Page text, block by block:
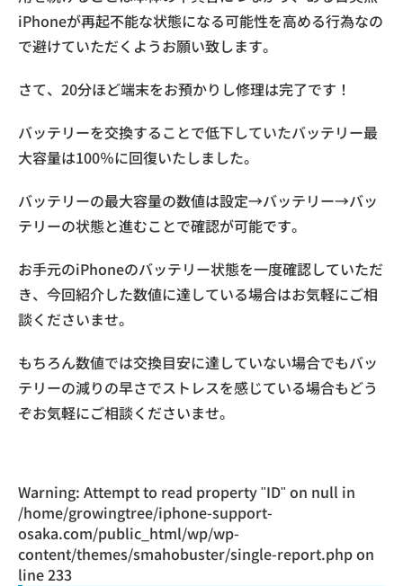
iPhoneが再起不能な状態になる可能性を高める行為なの
で避けていただくようお願い致します。
さて、20分ほど端末をお預かりし修理は完了です！
バッテリーを交換することで低下していたバッテリー最
大容量は100％に回復いたしました。
バッテリーの最大容量の数値は設定→バッテリー→バッ
テリーの状態と進むことで確認が可能です。
お手元のiPhoneのバッテリー状態を一度確認していただ
き、今回紹介した数値に達している場合はお気軽にご相
談くださいませ。
もちろん数値では交換目安に達していない場合でもバッ
テリーの減りの早さでストレスを感じている場合もどう
ぞお気軽にご相談くださいませ。
Warning: Attempt to read property "ID" on null in
/home/growingtree/iphone-support-
osaka.com/public_html/wp/wp-
content/themes/smahobuster/single-report.phpon
line233